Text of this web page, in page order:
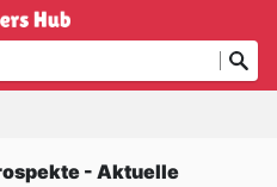
- Aktuelle